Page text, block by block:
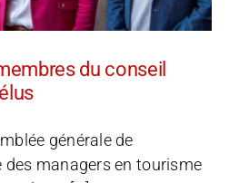
du conseil
générale de
des managers en tourisme